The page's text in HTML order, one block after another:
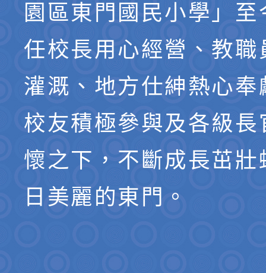
園區東門國民小學」
任校長用心經營、教職
灌溉、地方仕紳熱心奉
校友積極參與及各級長
懷之下，不斷成長茁壯
日美麗的東門。